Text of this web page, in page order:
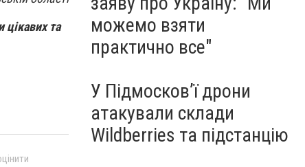
цікавих та
можемо взяти
практично все"
У Підмосков’ї дрони
атакували склади
Wildberries та підстанцію